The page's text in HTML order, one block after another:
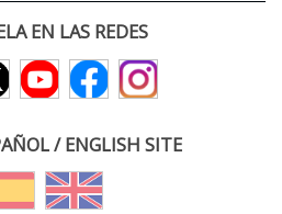
EN LAS REDES
/ ENGLISH SITE